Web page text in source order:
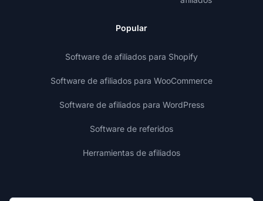
Popular
Software de afiliados para Shopify
Software de afiliados para WooCommerce
Software de afiliados para WordPress
Software de referidos
Herramientas de afiliados